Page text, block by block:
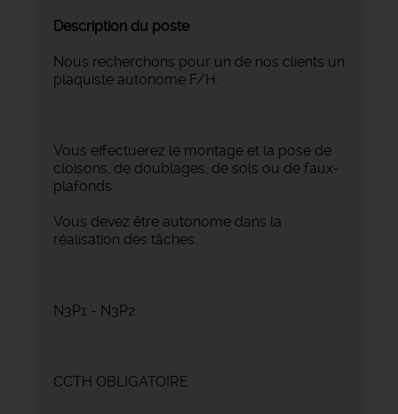
Description du poste
Nous recherchons pour un de nos clients un
plaquiste autonome F/H.
Vous effectuerez le montage et la pose de
cloisons, de doublages, de sols ou de faux-
plafonds.
Vous devez être autonome dans la
réalisation des tâches.
N3P1 - N3P2
CCTH OBLIGATOIRE